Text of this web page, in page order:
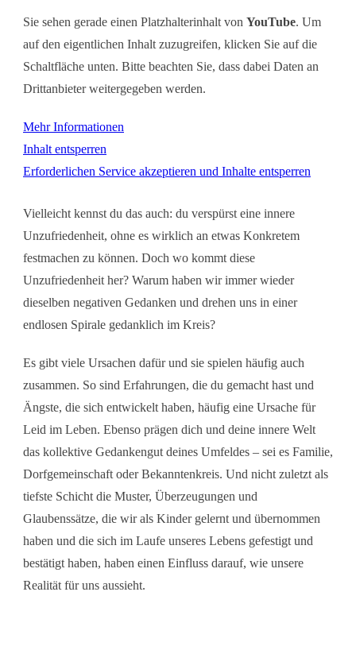
Sie sehen gerade einen Platzhalterinhalt von YouTube. Um
auf den eigentlichen Inhalt zuzugreifen, klicken Sie auf die
Schaltfläche unten. Bitte beachten Sie, dass dabei Daten an
Drittanbieter weitergegeben werden.
Mehr Informationen
Inhalt entsperren
Erforderlichen Service akzeptieren und Inhalte entsperren
Vielleicht kennst du das auch: du verspürst eine innere
Unzufriedenheit, ohne es wirklich an etwas Konkretem
festmachen zu können. Doch wo kommt diese
Unzufriedenheit her? Warum haben wir immer wieder
dieselben negativen Gedanken und drehen uns in einer
endlosen Spirale gedanklich im Kreis?
Es gibt viele Ursachen dafür und sie spielen häufig auch
zusammen. So sind Erfahrungen, die du gemacht hast und
Ängste, die sich entwickelt haben, häufig eine Ursache für
Leid im Leben. Ebenso prägen dich und deine innere Welt
das kollektive Gedankengut deines Umfeldes – sei es Familie,
Dorfgemeinschaft oder Bekanntenkreis. Und nicht zuletzt als
tiefste Schicht die Muster, Überzeugungen und
Glaubenssätze, die wir als Kinder gelernt und übernommen
haben und die sich im Laufe unseres Lebens gefestigt und
bestätigt haben, haben einen Einfluss darauf, wie unsere
Realität für uns aussieht.